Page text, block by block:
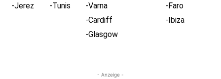
-Jerez
-Tunis -Varna
-Faro
-Cardiff
-Ibiza
-Glasgow
- Anzeige -